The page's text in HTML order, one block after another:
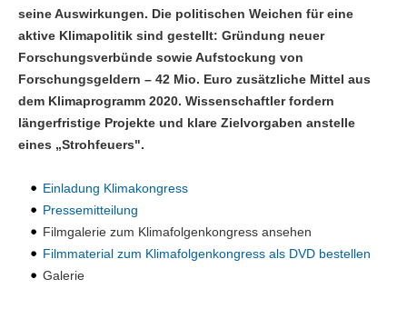
seine Auswirkungen. Die politischen Weichen für eine
aktive Klimapolitik sind gestellt: Gründung neuer
Forschungsverbünde sowie Aufstockung von
Forschungsgeldern – 42 Mio. Euro zusätzliche Mittel aus
dem Klimaprogramm 2020. Wissenschaftler fordern
längerfristige Projekte und klare Zielvorgaben anstelle
eines „Strohfeuers".
Einladung Klimakongress
Pressemitteilung
Filmgalerie zum Klimafolgenkongress ansehen
Filmmaterial zum Klimafolgenkongress als DVD bestellen
Galerie